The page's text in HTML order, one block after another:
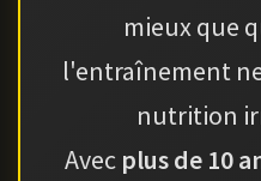
mieux que
l'entraînement
nutrition
Avec plus de 10